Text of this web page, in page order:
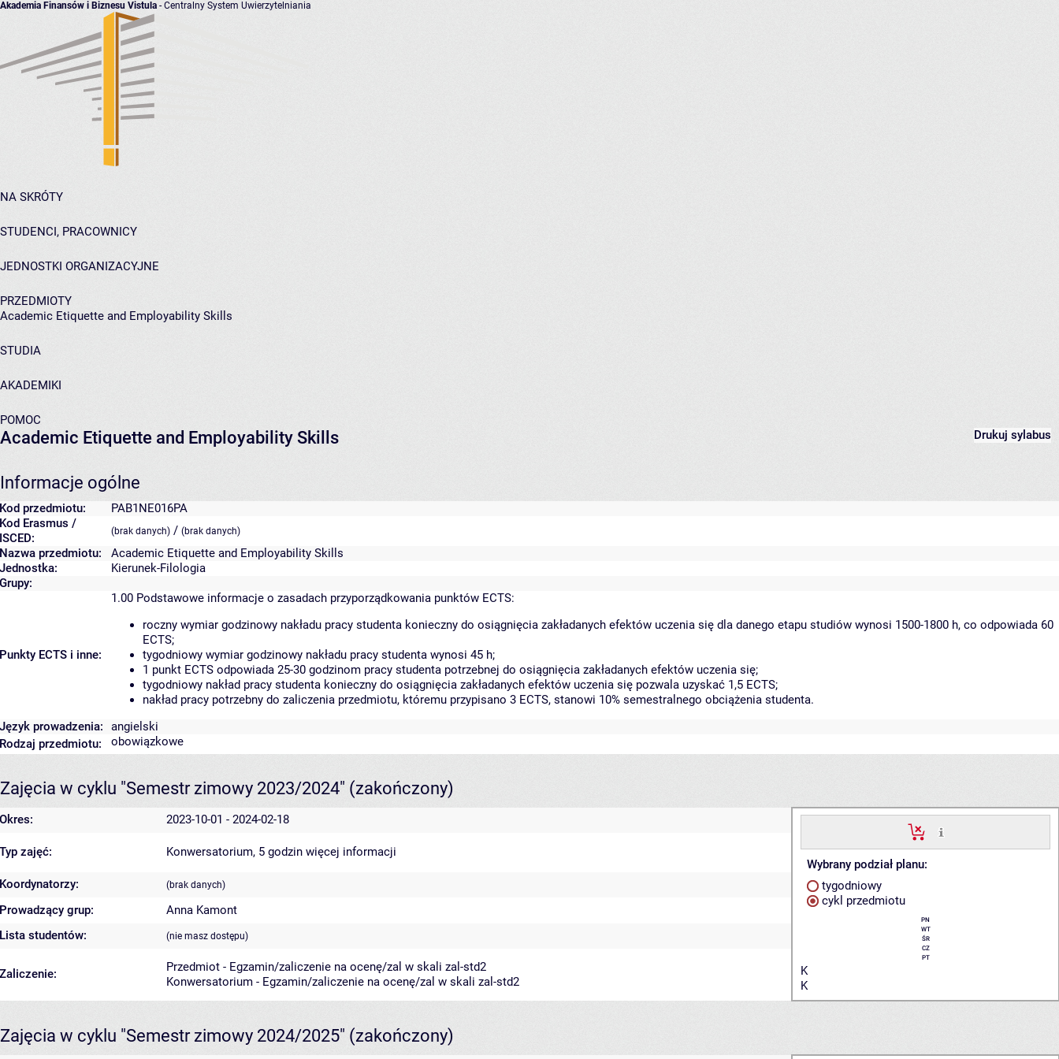
Akademia Finansów i Biznesu Vistula - Centralny System Uwierzytelniania
NA SKRÓTY
STUDENCI, PRACOWNICY
JEDNOSTKI ORGANIZACYJNE
PRZEDMIOTY
Academic Etiquette and Employability Skills
STUDIA
AKADEMIKI
POMOC
Drukuj sylabus
Academic Etiquette and Employability Skills
Informacje ogólne
Kod przedmiotu:
PAB1NE016PA
Kod Erasmus /
ISCED:
(brak danych) / (brak danych)
Nazwa przedmiotu:
Academic Etiquette and Employability Skills
Jednostka:
Kierunek-Filologia
Grupy:
Punkty ECTS i inne:
1.00 Podstawowe informacje o zasadach przyporządkowania punktów ECTS:
roczny wymiar godzinowy nakładu pracy studenta konieczny do osiągnięcia zakładanych efektów uczenia się dla danego etapu studiów wynosi 1500-1800 h, co odpowiada 60
ECTS;
tygodniowy wymiar godzinowy nakładu pracy studenta wynosi 45 h;
1 punkt ECTS odpowiada 25-30 godzinom pracy studenta potrzebnej do osiągnięcia zakładanych efektów uczenia się;
tygodniowy nakład pracy studenta konieczny do osiągnięcia zakładanych efektów uczenia się pozwala uzyskać 1,5 ECTS;
nakład pracy potrzebny do zaliczenia przedmiotu, któremu przypisano 3 ECTS, stanowi 10% semestralnego obciążenia studenta.
Język prowadzenia:
angielski
Rodzaj przedmiotu:
obowiązkowe
Zajęcia w cyklu "Semestr zimowy 2023/2024" (zakończony)
Okres: 2023-10-01 - 2024-02-18
Wybrany podział planu:
tygodniowy
cykl przedmiotu
PN
WT
ŚR
CZ
PT
K
K
Typ zajęć: Konwersatorium, 5 godzin więcej informacji
Koordynatorzy: (brak danych)
Prowadzący grup:
Anna Kamont
Lista studentów:
(nie masz dostępu)
Zaliczenie:
Przedmiot - Egzamin/zaliczenie na ocenę/zal w skali zal-std2
Konwersatorium - Egzamin/zaliczenie na ocenę/zal w skali zal-std2
Zajęcia w cyklu "Semestr zimowy 2024/2025" (zakończony)